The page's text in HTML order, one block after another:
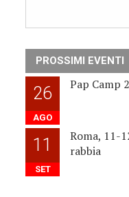
PROSSIMI EVENTI
26
AGO
Pap Camp
11
SET
Roma, 11-
rabbia